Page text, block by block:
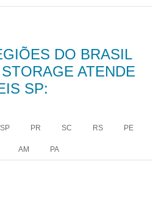
DO BRASIL
ATENDE
SP:
SP PR SC RS PE
AM PA